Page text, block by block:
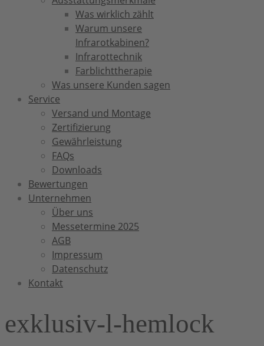
Was wirklich zählt
Warum unsere
Infrarotkabinen?
Infrarottechnik
Farblichttherapie
Was unsere Kunden sagen
Service
Versand und Montage
Zertifizierung
Gewährleistung
FAQs
Downloads
Bewertungen
Unternehmen
Über uns
Messetermine 2025
AGB
Impressum
Datenschutz
Kontakt
exklusiv-l-hemlock